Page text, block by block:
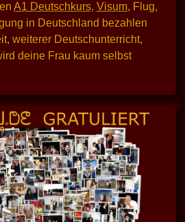
A1 Deutschkurs, Visum, Flug,
in Deutschland bezahlen
weiterer Deutschunterricht,
deine Frau kaum selbst